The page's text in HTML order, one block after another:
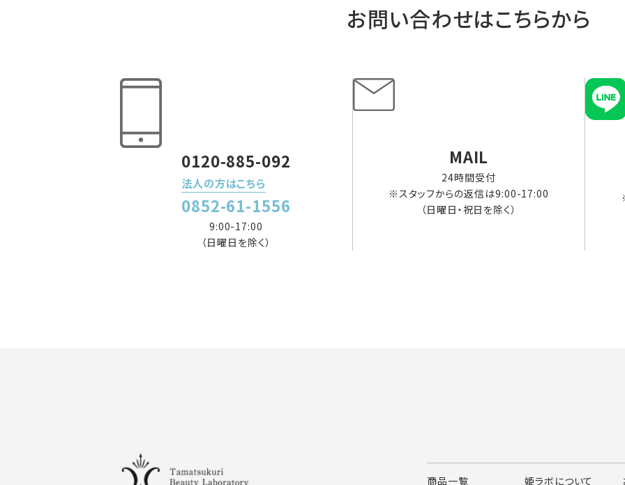
お問い合わせはこちらから
0120-885-092
法人の方はこちら
0852-61-1556
9:00-17:00
（日曜日を除く）
MAIL
24時間受付
※スタッフからの返信は9:00-17:00
（日曜日・祝日を除く）
商品一覧 姫ラボについて